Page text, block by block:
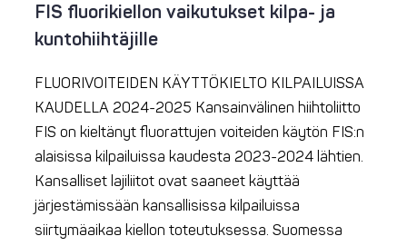
FIS fluorikiellon vaikutukset kilpa- ja
kuntohiihtäjille
FLUORIVOITEIDEN KÄYTTÖKIELTO KILPAILUISSA
KAUDELLA 2024-2025 Kansainvälinen hiihtoliitto
FIS on kieltänyt fluorattujen voiteiden käytön FIS:n
alaisissa kilpailuissa kaudesta 2023-2024 lähtien.
Kansalliset lajiliitot ovat saaneet käyttää
järjestämissään kansallisissa kilpailuissa
siirtymäaikaa kiellon toteutuksessa. Suomessa